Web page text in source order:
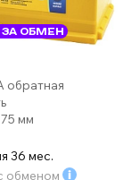
ОБМЕН
обратная
мм
36 мес.
обменом